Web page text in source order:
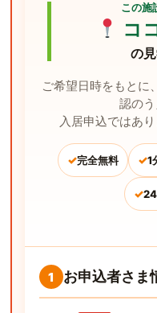
この施
コ
の
ご希望日時をもとに
認のう
入居申込ではあ
✓完全無料 ✓1
✓24
1 お申込者さま